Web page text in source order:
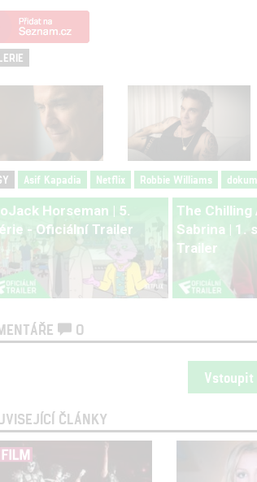
Asif Kapadia Netflix Robbie Williams
Horseman | 5.
- Oficiální Trailer
The
Sabrina | 1.
Trailer
0
ČLÁNKY